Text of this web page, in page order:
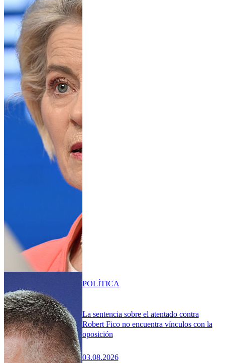
La sentencia sobre el atentado contra
Robert Fico no encuentra vínculos con la
oposición
03.08.2026
POLÍTICA